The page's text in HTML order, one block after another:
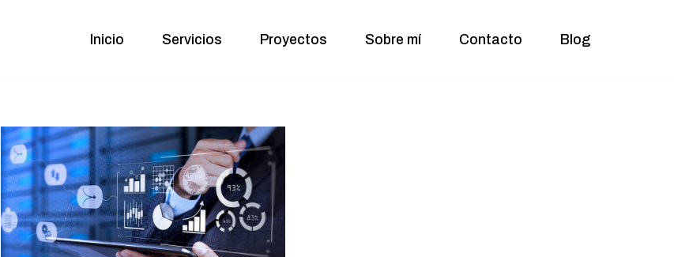
Inicio Servicios Proyectos Sobre mí Contacto Blog